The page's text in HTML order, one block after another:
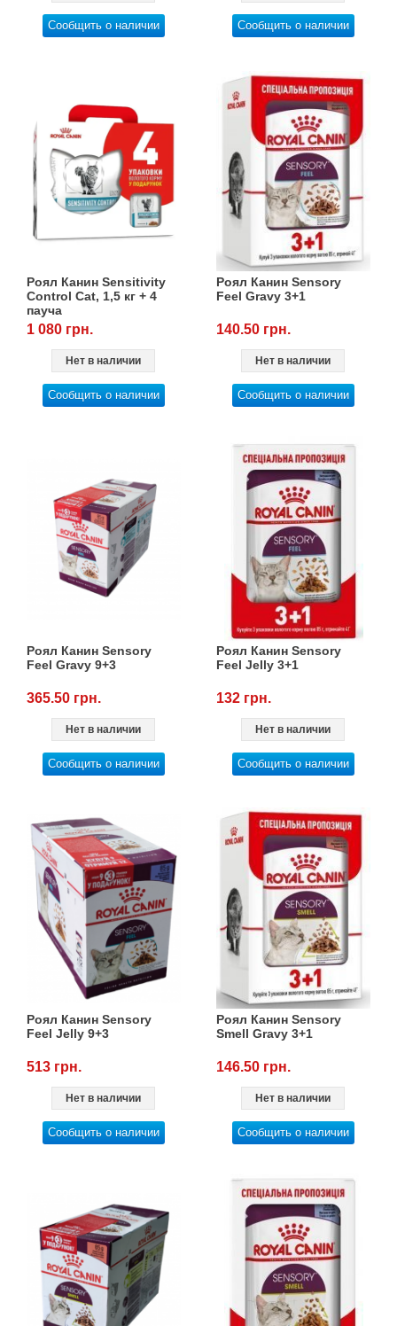
Сообщить о наличии Сообщить о наличии
Роял Канин Sensitivity
Control Cat, 1,5 кг + 4
пауча
1 080 грн.
Нет в наличии
Сообщить о наличии
Роял Канин Sensory
Feel Gravy 3+1
140.50 грн.
Нет в наличии
Сообщить о наличии
Роял Канин Sensory
Feel Gravy 9+3
365.50 грн.
Нет в наличии
Сообщить о наличии
Роял Канин Sensory
Feel Jelly 3+1
132 грн.
Нет в наличии
Сообщить о наличии
Роял Канин Sensory
Feel Jelly 9+3
513 грн.
Нет в наличии
Сообщить о наличии
Роял Канин Sensory
Smell Gravy 3+1
146.50 грн.
Нет в наличии
Сообщить о наличии